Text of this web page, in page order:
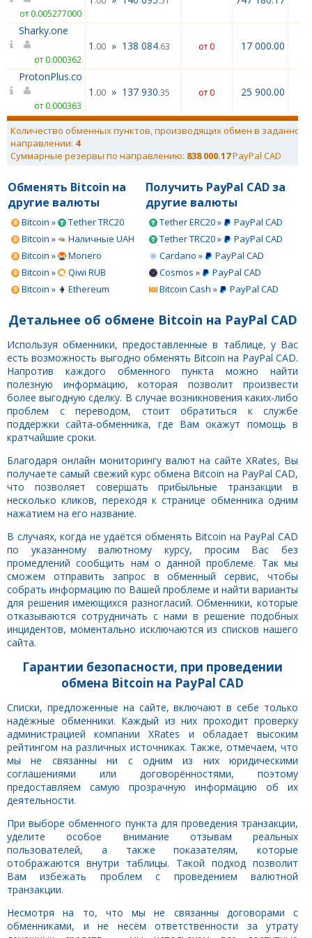
от 0.005277000
Sharky.one
от 0.000362
1 .00 » 138 084.63 от 0 17 000.00
ProtonPlus.co
от 0.000363
1 .00 » 137 930.35 от 0 25 900.00
Количество обменных пунктов, производящих обмен в заданном
направлении: 4
Суммарные резервы по направлению: 838 000.17PayPal CAD
Обменять Bitcoin на
другие валюты
Bitcoin »
Tether TRC20
Bitcoin »
Наличные UAH
Bitcoin »
Monero
Bitcoin »
Qiwi RUB
Bitcoin »
Ethereum
Получить PayPal CAD за
другие валюты
Tether ERC20 »
PayPal CAD
Tether TRC20 »
PayPal CAD
Cardano »
PayPal CAD
Cosmos »
PayPal CAD
Bitcoin Cash »
PayPal CAD
Детальнее об обмене Bitcoin на PayPal CAD
Используя обменники, предоставленные в таблице, у Вас
есть возможность выгодно обменять Bitcoin на PayPal CAD.
Напротив каждого обменного пункта можно найти
полезную информацию, которая позволит произвести
более выгодную сделку. В случае возникновения каких-либо
проблем с переводом, стоит обратиться к службе
поддержки сайта-обменника, где Вам окажут помощь в
кратчайшие сроки.
Благодаря онлайн мониторингу валют на сайте XRates, Вы
получаете самый свежий курс обмена Bitcoin на PayPal CAD,
что позволяет совершать прибыльные транзакции в
несколько кликов, переходя к странице обменника одним
нажатием на его название.
В случаях, когда не удаётся обменять Bitcoin на PayPal CAD
по указанному валютному курсу, просим Вас без
промедлений сообщить нам о данной проблеме. Так мы
сможем отправить запрос в обменный сервис, чтобы
собрать информацию по Вашей проблеме и найти варианты
для решения имеющихся разногласий. Обменники, которые
отказываются сотрудничать с нами в решение подобных
инцидентов, моментально исключаются из списков нашего
сайта.
Гарантии безопасности, при проведении
обмена Bitcoin на PayPal CAD
Списки, предложенные на сайте, включают в себе только
надёжные обменники. Каждый из них проходит проверку
администрацией компании XRates и обладает высоким
рейтингом на различных источниках. Также, отмечаем, что
мы не связанны ни с одним из них юридическими
соглашениями или договорённостями, поэтому
предоставляем самую прозрачную информацию об их
деятельности.
При выборе обменного пункта для проведения транзакции,
уделите особое внимание отзывам реальных
пользователей, а также показателям, которые
отображаются внутри таблицы. Такой подход позволит
Вам избежать проблем с проведением валютной
транзакции.
Несмотря на то, что мы не связанны договорами с
обменниками, и не несём ответственности за утрату